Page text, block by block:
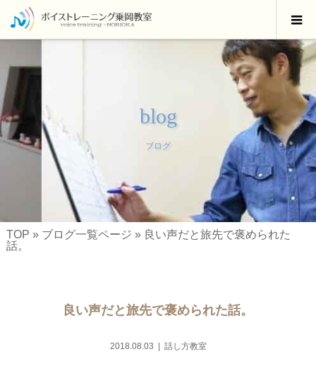
blog
ブログ
TOP » ブログ一覧ページ » 良い声だと旅先で褒められた
話。
良い声だと旅先で褒められた話。
2018.08.03 話し方教室